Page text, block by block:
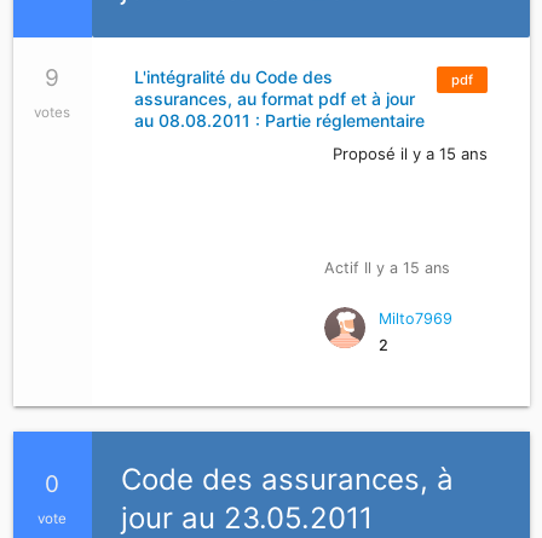
9
votes
pdf
L'intégralité du Code des
assurances, au format pdf et à jour
au 08.08.2011 : Partie réglementaire
Proposé il y a 15 ans
Actif Il y a 15 ans
Milto7969
2
0
vote
Code des assurances, à
jour au 23.05.2011